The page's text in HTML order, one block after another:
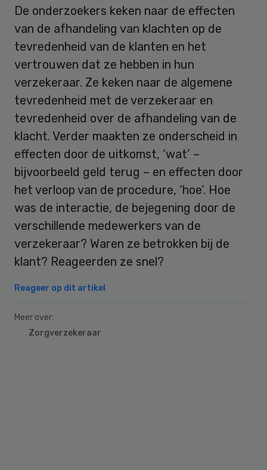
De onderzoekers keken naar de effecten
van de afhandeling van klachten op de
tevredenheid van de klanten en het
vertrouwen dat ze hebben in hun
verzekeraar. Ze keken naar de algemene
tevredenheid met de verzekeraar en
tevredenheid over de afhandeling van de
klacht. Verder maakten ze onderscheid in
effecten door de uitkomst, ‘wat’ –
bijvoorbeeld geld terug – en effecten door
het verloop van de procedure, ‘hoe’. Hoe
was de interactie, de bejegening door de
verschillende medewerkers van de
verzekeraar? Waren ze betrokken bij de
klant? Reageerden ze snel?
Reageer op dit artikel
Meer over:
Zorgverzekeraar